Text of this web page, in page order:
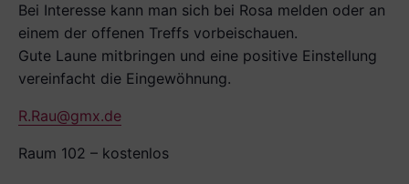
Bei Interesse kann man sich bei Rosa melden oder an
einem der offenen Treffs vorbeischauen.
Gute Laune mitbringen und eine positive Ein­stellung
vereinfacht die Eingewöhnung.
R.Rau@gmx.de
Raum 102 – kostenlos